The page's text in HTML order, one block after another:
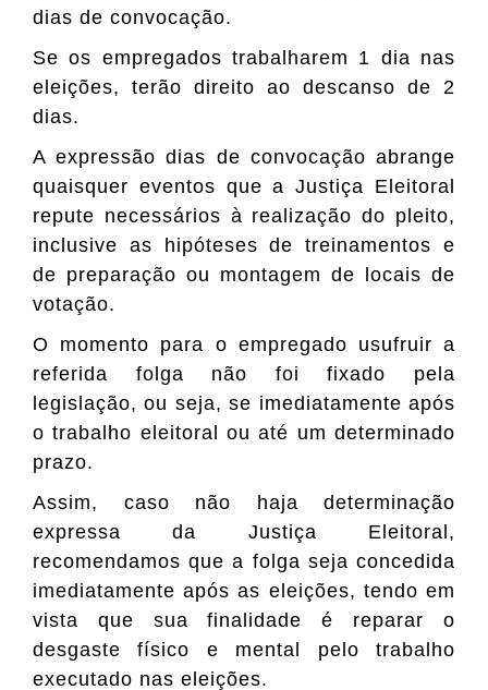
dias de convocação.
Se os empregados trabalharem 1 dia nas
eleições, terão direito ao descanso de 2
dias.
A expressão dias de convocação abrange
quaisquer eventos que a Justiça Eleitoral
repute necessários à realização do pleito,
inclusive as hipóteses de treinamentos e
de preparação ou montagem de locais de
votação.
O momento para o empregado usufruir a
referida folga não foi fixado pela
legislação, ou seja, se imediatamente após
o trabalho eleitoral ou até um determinado
prazo.
Assim, caso não haja determinação
expressa da Justiça Eleitoral,
recomendamos que a folga seja concedida
imediatamente após as eleições, tendo em
vista que sua finalidade é reparar o
desgaste físico e mental pelo trabalho
executado nas eleições.